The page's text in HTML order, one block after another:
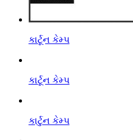
કાર્ટૂન કેમ્પ
કાર્ટૂન કેમ્પ
કાર્ટુન કેમ્પ